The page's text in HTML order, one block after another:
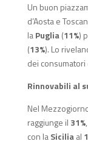
Un buon
d’Aosta e
laPuglia(11%)
(13%). Lo
dei
Rinnovabili al
Nel
raggiunge il 31%
con laSiciliaal